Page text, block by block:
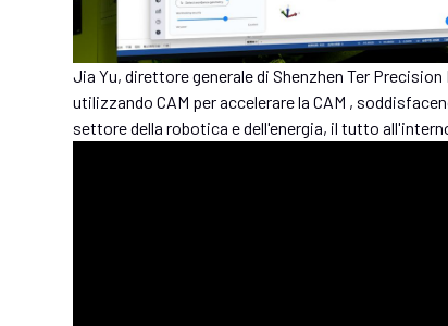
Jia Yu, direttore generale di Shenzhen Ter
utilizzando CAM per accelerare la CAM ,
settore della robotica e dell'energia, il tutto